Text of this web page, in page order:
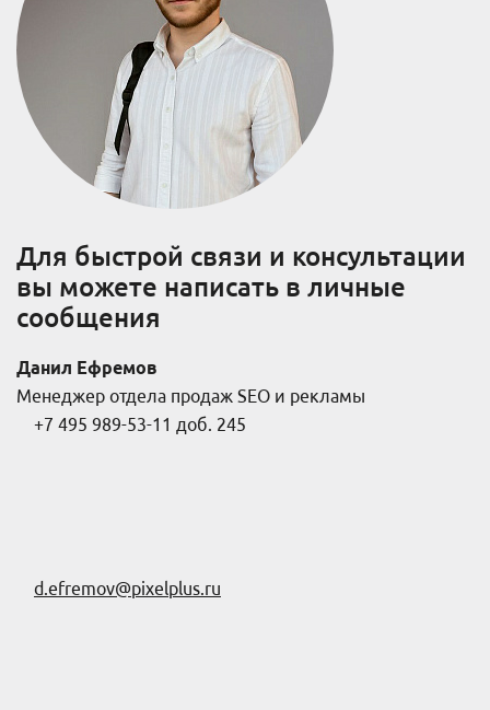
Для быстрой связи и консультации
вы можете написать в личные
сообщения
Данил Ефремов
Менеджер отдела продаж SEO и рекламы
+7 495 989-53-11 доб. 245
d.efremov@pixelplus.ru